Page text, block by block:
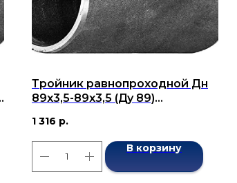
Тройник равнопроходной Дн
89х3,5-89х3,5 (Ду 89)
1 316 р.
В корзину